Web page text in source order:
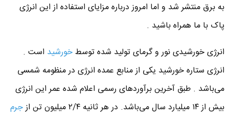
به برق منتشر شد و اما امروز درباره مزایای استفاده از این انرژی
پاک با ما همراه باشید .
انرژی خورشیدی نور و گرمای تولید شده توسطخورشید است .
انرژی ستاره خورشید یکی از منابع عمده انرژی در منظومه شمسی
می‌باشد . طبق آخرین برآوردهای رسمی اعلام شده عمر این انرژی
بیش از ۱۴ میلیارد سال می‌باشد. در هر ثانیه ۲/۴ میلیون تن از
جرم